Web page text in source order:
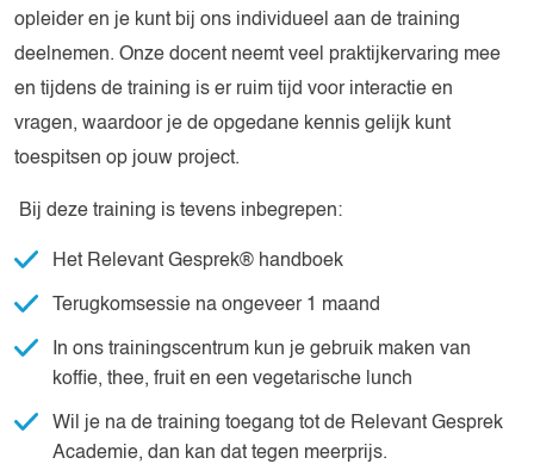
opleider en je kunt bij ons individueel aan de training
deelnemen. Onze docent neemt veel praktijkervaring mee
en tijdens de training is er ruim tijd voor interactie en
vragen, waardoor je de opgedane kennis gelijk kunt
toespitsen op jouw project.
Bij deze training is tevens inbegrepen:
Het Relevant Gesprek® handboek
Terugkomsessie na ongeveer 1 maand
In ons trainingscentrum kun je gebruik maken van
koffie, thee, fruit en een vegetarische lunch
Wil je na de training toegang tot de Relevant Gesprek
Academie, dan kan dat tegen meerprijs.